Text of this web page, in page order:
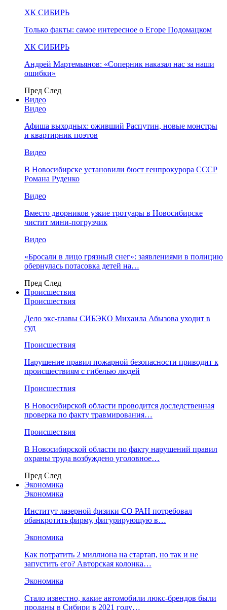
ХК СИБИРЬ
Только факты: самое интересное о Егоре Подомацком
ХК СИБИРЬ
Андрей Мартемьянов: «Соперник наказал нас за наши
ошибки»
Пред След
Видео
Видео
Афиша выходных: оживший Распутин, новые монстры
и квартирник поэтов
Видео
В Новосибирске установили бюст генпрокурора СССР
Романа Руденко
Видео
Вместо дворников узкие тротуары в Новосибирске
чистит мини-погрузчик
Видео
«Бросали в лицо грязный снег»: заявлениями в полицию
обернулась потасовка детей на…
Пред След
Происшествия
Происшествия
Дело экс-главы СИБЭКО Михаила Абызова уходит в
суд
Происшествия
Нарушение правил пожарной безопасности приводит к
происшествиям с гибелью людей
Происшествия
В Новосибирской области проводится доследственная
проверка по факту травмирования…
Происшествия
В Новосибирской области по факту нарушений правил
охраны труда возбуждено уголовное…
Пред След
Экономика
Экономика
Институт лазерной физики СО РАН потребовал
обанкротить фирму, фигурирующую в…
Экономика
Как потратить 2 миллиона на стартап, но так и не
запустить его? Авторская колонка…
Экономика
Стало известно, какие автомобили люкс-брендов были
проданы в Сибири в 2021 году…